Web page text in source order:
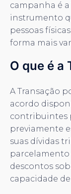
campanha é a
instrumento
pessoas
forma mais
O que é a
A Transação
acordo
contribuintes
previamente
suas dívidas
parcelamento
descontos
capacidade